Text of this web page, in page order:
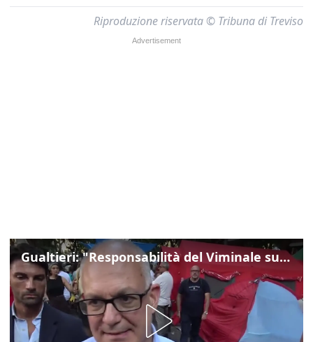
Riproduzione riservata © Tribuna di Treviso
Gualtieri: "Responsabilità del Viminale su Spin Time? La posizione dei partiti è nota"